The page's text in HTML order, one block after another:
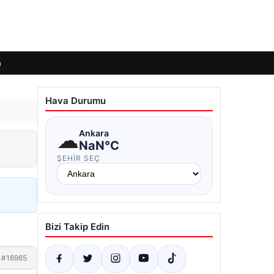
#16985
Hava Durumu
☁Ankara
NaN°C
ŞEHIR SEÇ
Bizi Takip Edin